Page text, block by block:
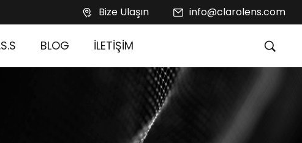
Bize Ulaşın info@clarolens.com
BLOG İLETİŞİM